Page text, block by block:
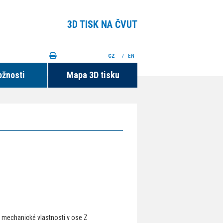
3D TISK NA ČVUT
Mapa 3D tisku
CZ / EN
vlastnosti v ose Z